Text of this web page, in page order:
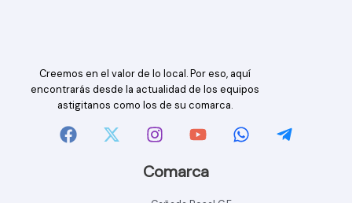
Creemos en el valor de lo local. Por eso, aquí
encontrarás desde la actualidad de los equipos
astigitanos como los de su comarca.
Comarca